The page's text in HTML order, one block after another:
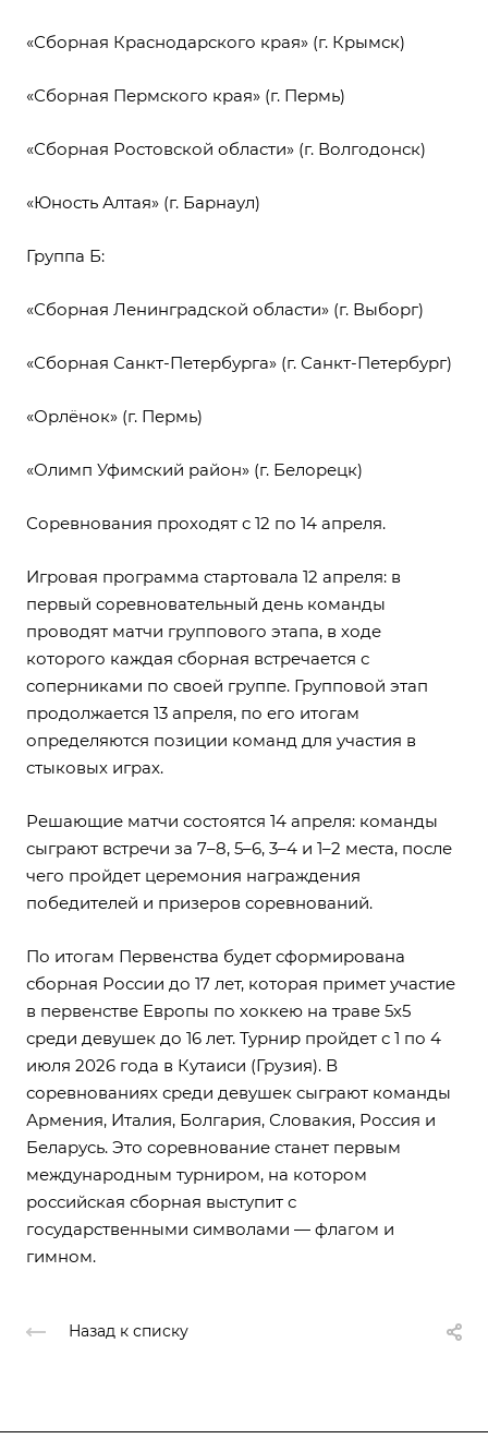
«Сборная Краснодарского края» (г. Крымск)
«Сборная Пермского края» (г. Пермь)
«Сборная Ростовской области» (г. Волгодонск)
«Юность Алтая» (г. Барнаул)
Группа Б:
«Сборная Ленинградской области» (г. Выборг)
«Сборная Санкт-Петербурга» (г. Санкт-Петербург)
«Орлёнок» (г. Пермь)
«Олимп Уфимский район» (г. Белорецк)
Соревнования проходят с 12 по 14 апреля.
Игровая программа стартовала 12 апреля: в
первый соревновательный день команды
проводят матчи группового этапа, в ходе
которого каждая сборная встречается с
соперниками по своей группе. Групповой этап
продолжается 13 апреля, по его итогам
определяются позиции команд для участия в
стыковых играх.
Решающие матчи состоятся 14 апреля: команды
сыграют встречи за 7–8, 5–6, 3–4 и 1–2 места, после
чего пройдет церемония награждения
победителей и призеров соревнований.
По итогам Первенства будет сформирована
сборная России до 17 лет, которая примет участие
в первенстве Европы по хоккею на траве 5х5
среди девушек до 16 лет. Турнир пройдет с 1 по 4
июля 2026 года в Кутаиси (Грузия). В
соревнованиях среди девушек сыграют команды
Армения, Италия, Болгария, Словакия, Россия и
Беларусь. Это соревнование станет первым
международным турниром, на котором
российская сборная выступит с
государственными символами — флагом и
гимном.
Назад к списку